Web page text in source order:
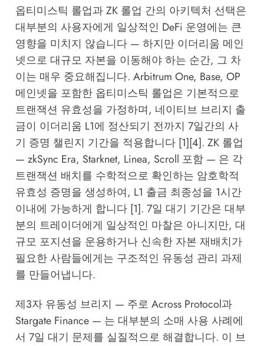
옵티미스틱 롤업과 ZK 롤업 간의 아키텍처 선택은
대부분의 사용자에게 일상적인 DeFi 운영에는 큰
영향을 미치지 않습니다 — 하지만 이더리움 메인
넷으로 대규모 자본을 이동해야 하는 순간, 그 차
이는 매우 중요해집니다. Arbitrum One, Base, OP
메인넷을 포함한 옵티미스틱 롤업은 기본적으로
트랜잭션 유효성을 가정하며, 네이티브 브리지 출
금이 이더리움 L1에 정산되기 전까지 7일간의 사
기 증명 챌린지 기간을 적용합니다 [1][4]. ZK 롤업
— zkSync Era, Starknet, Linea, Scroll 포함 — 은 각
트랜잭션 배치를 수학적으로 확인하는 암호학적
유효성 증명을 생성하여, L1 출금 최종성을 1시간
이내에 가능하게 합니다 [1]. 7일 대기 기간은 대부
분의 트레이더에게 일상적인 마찰은 아니지만, 대
규모 포지션을 운용하거나 신속한 자본 재배치가
필요한 사람들에게는 구조적인 유동성 관리 과제
를 만들어냅니다.
제3자 유동성 브리지 — 주로 Across Protocol과
Stargate Finance — 는 대부분의 소매 사용 사례에
서 7일 대기 문제를 실질적으로 해결합니다. 이 브